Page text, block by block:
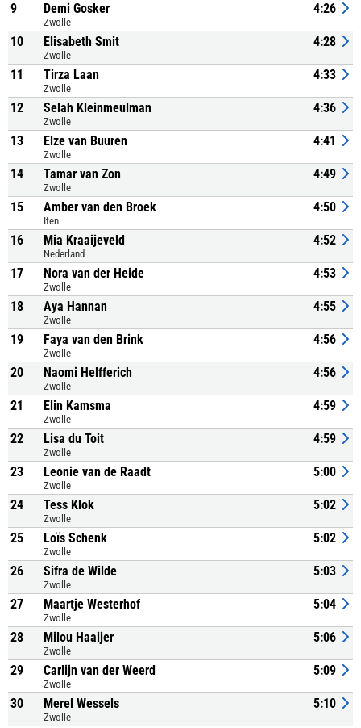
9 Demi Gosker
Zwolle
4:26
10 Elisabeth Smit
Zwolle
4:28
11 Tirza Laan
Zwolle
4:33
12 Selah Kleinmeulman
Zwolle
4:36
13 Elze van Buuren
Zwolle
4:41
14 Tamar van Zon
Zwolle
4:49
15 Amber van den Broek
Iten
4:50
16 Mia Kraaijeveld
Nederland
4:52
17 Nora van der Heide
Zwolle
4:53
18 Aya Hannan
Zwolle
4:55
19 Faya van den Brink
Zwolle
4:56
20 Naomi Helfferich
Zwolle
4:56
21 Elin Kamsma
Zwolle
4:59
22 Lisa du Toit
Zwolle
4:59
23 Leonie van de Raadt
Zwolle
5:00
24 Tess Klok
Zwolle
5:02
25 Loïs Schenk
Zwolle
5:02
26 Sifra de Wilde
Zwolle
5:03
27 Maartje Westerhof
Zwolle
5:04
28 Milou Haaijer
Zwolle
5:06
29 Carlijn van der Weerd
Zwolle
5:09
30 Merel Wessels
Zwolle
5:10